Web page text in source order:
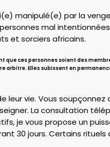
manipulé(e) par la
mal
et sorciers africains.
ces personnes soient des
arbitre. Elles subissent en
vie. Vous soupçonnez
La consultation
je vous propose un
30 jours. Certains rituels